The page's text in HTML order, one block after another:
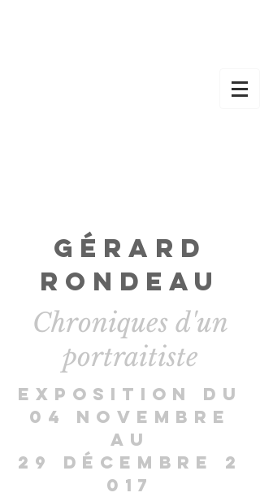
Gérard
Rondeau
Chroniques d'un
portraitiste
Exposition du
04 novembre
au
29 décembre 2
017